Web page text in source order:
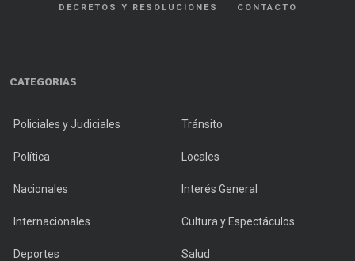
DECRETOS Y RESOLUCIONES
CONTACTO
CATEGORIAS
Policiales y Judiciales Tránsito
Política Locales
Nacionales Interés General
Internacionales Cultura y Espectáculos
Deportes Salud